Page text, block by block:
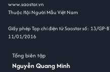
www.saostar.vn
Thuộc Hội Người Mẫu Việt Nam
Giấy phép Tạp chí điện tử Saostar số: 13/GP-
11/01/2016
Tổng biên tập
Nguyễn Quang Minh